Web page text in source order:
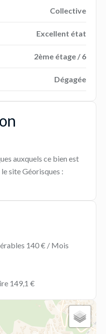
Collective
Excellent état
2ème étage / 6
Dégagée
auxquels ce bien est
site Géorisques :
140 € / Mois
149,1 €